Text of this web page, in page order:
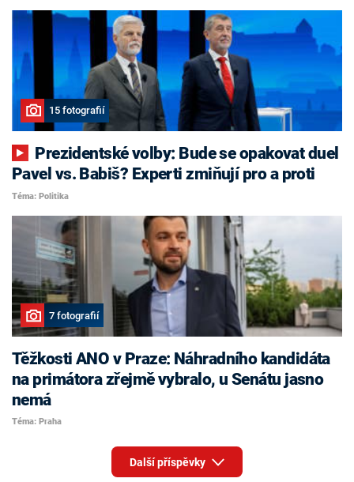
15 fotografií
Pavel vs. Babiš? Experti zmiňují pro a proti
Téma: Politika
7 fotografií
Těžkosti ANO v Praze: Náhradního kandidáta
na primátora zřejmě vybralo, u Senátu jasno
nemá
Téma: Praha
Další příspěvky